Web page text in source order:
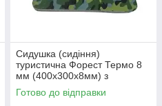
Сидушка (сидіння)
туристична Форест Термо 8
мм (400х300х8мм) з
покриттям, фольгована
Готово до відправки